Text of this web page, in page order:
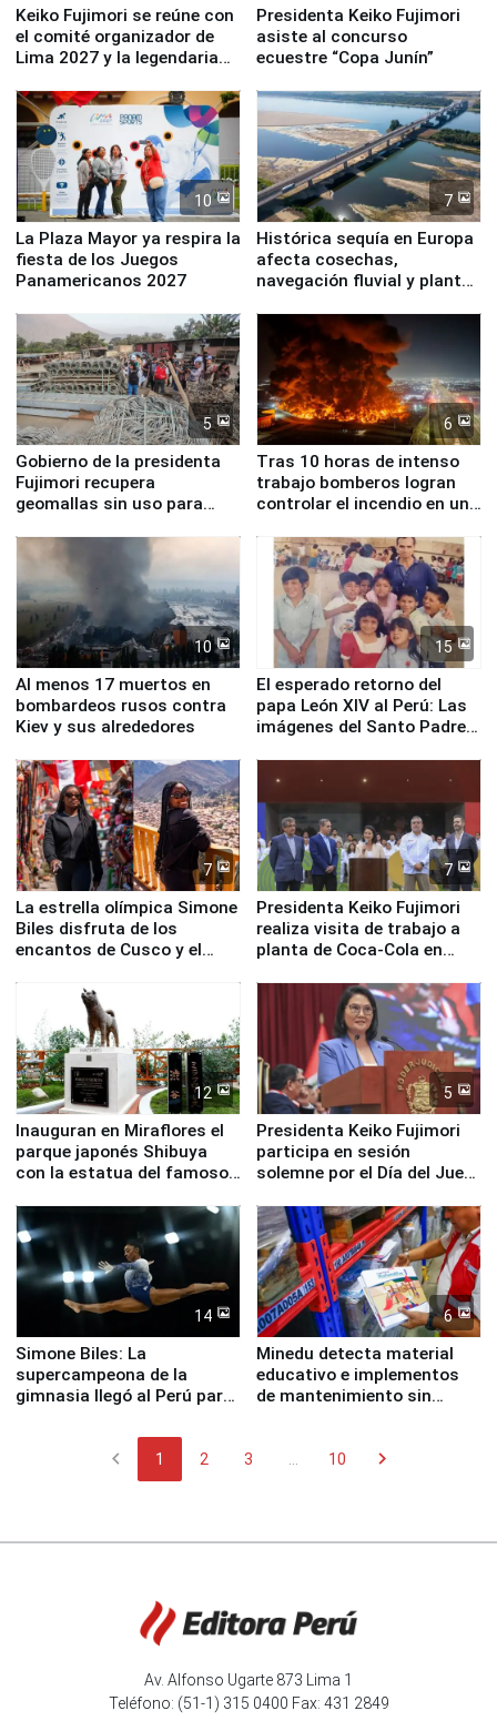
Keiko Fujimori se reúne con
el comité organizador de
Lima 2027 y la legendaria
Presidenta Keiko Fujimori
asiste al concurso
ecuestre “Copa Junín”
10
La Plaza Mayor ya respira la
fiesta de los Juegos
Panamericanos 2027
7
Histórica sequía en Europa
afecta cosechas,
navegación fluvial y plantas
5
Gobierno de la presidenta
Fujimori recupera
geomallas sin uso para
Fenómeno El Niño
6
Tras 10 horas de intenso
trabajo bomberos logran
controlar el incendio en una
de Chile
10
Al menos 17 muertos en
bombardeos rusos contra
Kiev y sus alrededores
15
El esperado retorno del
papa León XIV al Perú: Las
imágenes del Santo Padre
7
La estrella olímpica Simone
Biles disfruta de los
encantos de Cusco y el
7
Presidenta Keiko Fujimori
realiza visita de trabajo a
planta de Coca-Cola en
12
Inauguran en Miraflores el
parque japonés Shibuya
con la estatua del famoso
5
Presidenta Keiko Fujimori
participa en sesión
solemne por el Día del Juez
14
Simone Biles: La
supercampeona de la
gimnasia llegó al Perú para
Panamericanos Lima 2027
6
Minedu detecta material
educativo e implementos
de mantenimiento sin
chevron_left 1 2 3 10 chevron_right
Av. Alfonso Ugarte 873 Lima 1
Teléfono: (51-1) 315 0400 Fax: 431 2849